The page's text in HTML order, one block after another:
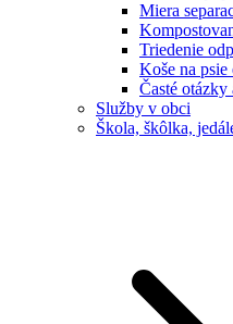
Miera
Triedenie
Koše na
Časté
Služby v obci
Škola, škôlka,